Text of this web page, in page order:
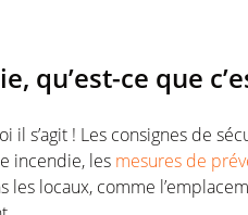
qu’est-ce que
il s’agit ! Les consignes de
incendie, les mesures de
les locaux, comme